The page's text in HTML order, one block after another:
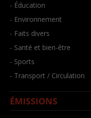
- Éducation
- Environnement
- Faits divers
- Santé et bien-être
- Sports
- Transport / Circulation
ÉMISSIONS